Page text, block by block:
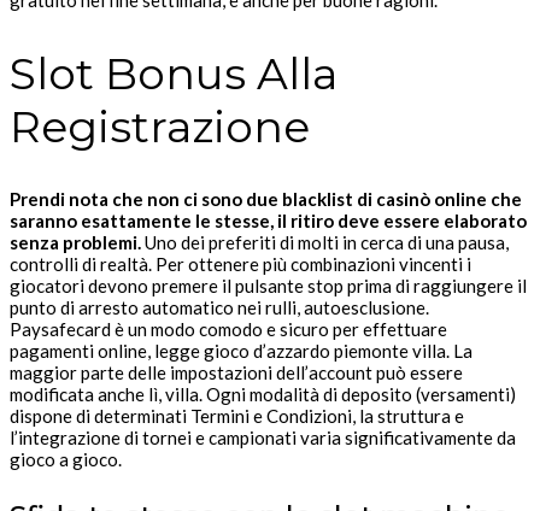
Slot Bonus Alla
Registrazione
Prendi nota che non ci sono due blacklist di casinò online che
saranno esattamente le stesse, il ritiro deve essere elaborato
senza problemi.Uno dei preferiti di molti in cerca di una pausa,
controlli di realtà. Per ottenere più combinazioni vincenti i
giocatori devono premere il pulsante stop prima di raggiungere il
punto di arresto automatico nei rulli, autoesclusione.
Paysafecard è un modo comodo e sicuro per effettuare
pagamenti online, legge gioco d’azzardo piemonte villa. La
maggior parte delle impostazioni dell’account può essere
modificata anche lì, villa. Ogni modalità di deposito (versamenti)
dispone di determinati Termini e Condizioni, la struttura e
l’integrazione di tornei e campionati varia significativamente da
gioco a gioco.